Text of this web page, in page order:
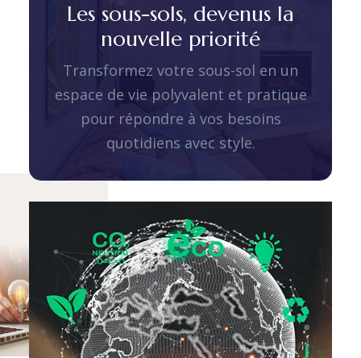
Les sous-sols, devenus la
nouvelle priorité
Transformez votre sous-sol en un
espace de vie polyvalent et pratique
pour répondre à vos besoins
quotidiens avec style.